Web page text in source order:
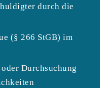
durch die
(§ 266 StGB) im
Durchsuchung